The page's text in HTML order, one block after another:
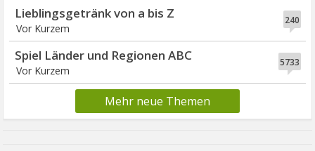
240
Lieblingsgetränk von a bis Z
5733
Spiel Länder und Regionen ABC
Mehr neue Themen